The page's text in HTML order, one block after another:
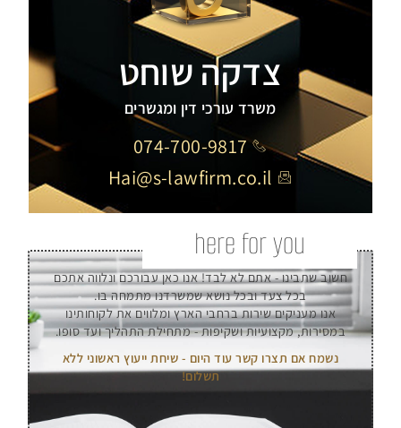
צדקה שוחט
משרד עורכי דין ומגשרים
074-700-9817
Hai@s-lawfirm.co.il
here for you
חשוב שתבינו - אתם לא לבד! אנו כאן עבורכם ונלווה אתכם
בכל צעד ובכל נושא שמשרדנו מתמחה בו.
אנו מעניקים שירות ברחבי הארץ ומלווים את לקוחותינו
במסירות, מקצועיות ושקיפות - מתחילת התהליך ועד סופו.
נשמח אם תצרו קשר עוד היום - שיחת ייעוץ ראשוני ללא
תשלום!